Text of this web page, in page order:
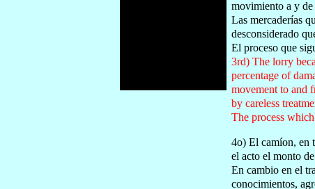
movimiento a y
Las mercaderías
desconsiderado
El proceso que
3rd) The lorry
percentage of
movement to and
by careless
The process
4o) El camíon, en
el acto el monto
En cambio en el
conocimientos,